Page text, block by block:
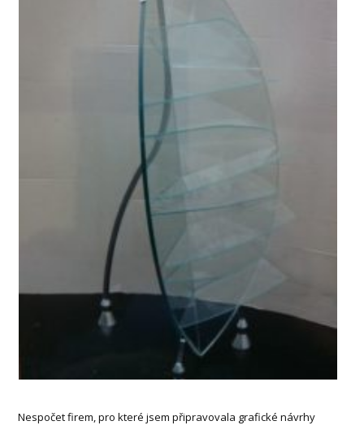
Nespočet firem, pro které jsem připravovala grafické návrhy